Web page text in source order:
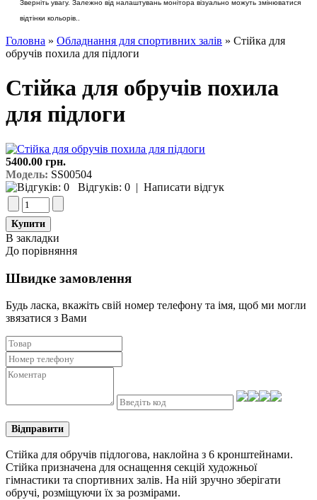
Зверніть увагу. Залежно від налаштувань монітора візуально можуть змінюватися
відтінки кольорів..
Головна » Обладнання для спортивних залів » Стійка для
обручів похила для підлоги
Стійка для обручів похила
для підлоги
5400.00 грн.
Модель: SS00504
Відгуків: 0 | Написати відгук
В закладки
До порівняння
Швидке замовлення
Будь ласка, вкажіть свій номер телефону та iмя, щоб ми могли
звязатися з Вами
Відправити
Стійка для обручів підлогова, наклойна з 6 кронштейнами.
Стійка призначена для оснащення секцій художньої
гімнастики та спортивних залів. На ній зручно зберігати
обручі, розміщуючи їх за розмірами.